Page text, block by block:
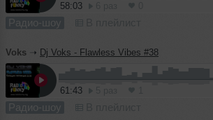
58:03
Радио-шоу
Voks ➝ Dj Voks - Flawless Vibes #38
61:43
Радио-шоу